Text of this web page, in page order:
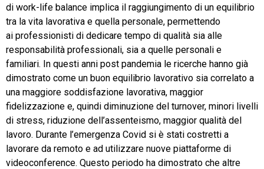
di work-life balance implica il raggiungimento di un equilibrio
tra la vita lavorativa e quella personale, permettendo
ai professionisti di dedicare tempo di qualità sia alle
responsabilità professionali, sia a quelle personali e
familiari. In questi anni post pandemia le ricerche hanno già
dimostrato come un buon equilibrio lavorativo sia correlato a
una maggiore soddisfazione lavorativa, maggior
fidelizzazione e, quindi diminuzione del turnover, minori livelli
di stress, riduzione dell’assenteismo, maggior qualità del
lavoro. Durante l’emergenza Covid si è stati costretti a
lavorare da remoto e ad utilizzare nuove piattaforme di
videoconference. Questo periodo ha dimostrato che altre